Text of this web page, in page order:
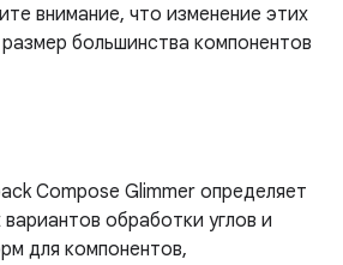
внимание, что изменение этих
большинства компонентов
Compose Glimmer определяет
обработки углов и
для компонентов,